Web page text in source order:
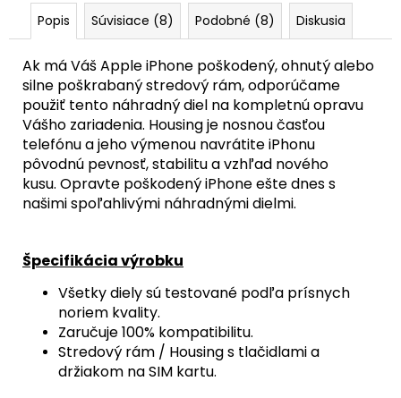
Popis Súvisiace (8) Podobné (8) Diskusia
Ak má Váš Apple iPhone poškodený, ohnutý alebo
silne poškrabaný stredový rám, odporúčame
použiť tento náhradný diel na kompletnú opravu
Vášho zariadenia. Housing je nosnou časťou
telefónu a jeho výmenou navrátite iPhonu
pôvodnú pevnosť,stabilitu a vzhľad nového
kusu. Opravte poškodený iPhone ešte dnes s
našimi spoľahlivými náhradnými dielmi.
Špecifikácia výrobku
Všetky diely sú testované podľa prísnych
noriem kvality.
Zaručuje 100% kompatibilitu.
Stredový rám / Housing s tlačidlami a
držiakom na SIM kartu.
SKLÍČKA
KAMERY
(PRÍRODNÝ
TITÁN
/
NATURAL
TITANIUM)
-
ORIGINAL
APPLE
29,90
€